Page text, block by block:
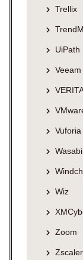
Trellix
UiPath
Veeam
Vuforia
Wiz
Zoom
Zscaler